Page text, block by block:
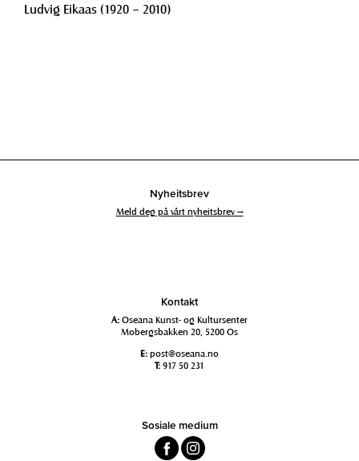
Ludvig Eikaas (1920 – 2010)
Nyheitsbrev
Meld deg på vårt nyheitsbrev →
Kontakt
A: Oseana Kunst- og Kultursenter
Mobergsbakken 20, 5200 Os
E: post@oseana.no
T: 917 50 231
Sosiale medium